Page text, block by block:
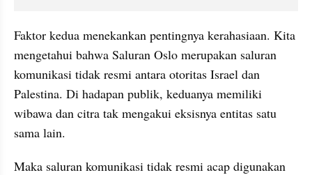
Faktor kedua menekankan pentingnya kerahasiaan. Kita
mengetahui bahwa Saluran Oslo merupakan saluran
komunikasi tidak resmi antara otoritas Israel dan
Palestina. Di hadapan publik, keduanya memiliki
wibawa dan citra tak mengakui eksisnya entitas satu
sama lain.
Maka saluran komunikasi tidak resmi acap digunakan